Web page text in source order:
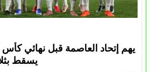
يهم إتحاد العاصمة قبل نهائي